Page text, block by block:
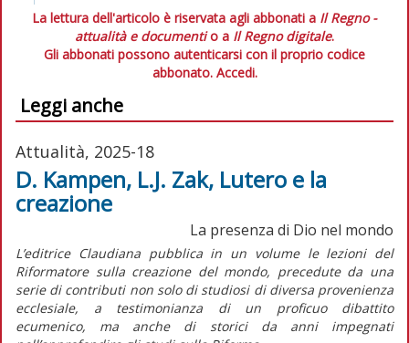
La lettura dell'articolo è riservata agli abbonati a Il Regno -
attualità e documentio a Il Regno digitale.
Gli abbonati possono autenticarsi con il proprio codice
abbonato. Accedi.
Leggi anche
Attualità, 2025-18
D. Kampen, L.J. Zak, Lutero e la
creazione
La presenza di Dio nel mondo
L’editrice Claudiana pubblica in un volume le lezioni del
Riformatore sulla creazione del mondo, precedute da una
serie di contributi non solo di studiosi di diversa provenienza
ecclesiale, a testimonianza di un proficuo dibattito
ecumenico, ma anche di storici da anni impegnati